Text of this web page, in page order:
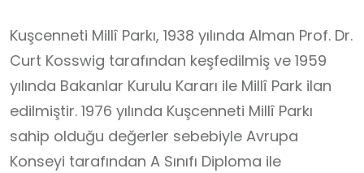
Kuşcenneti Millî Parkı, 1938 yılında Alman Prof. Dr.
Curt Kosswig tarafından keşfedilmiş ve 1959
yılında Bakanlar Kurulu Kararı ile Millî Park ilan
edilmiştir. 1976 yılında Kuşcenneti Millî Parkı
sahip olduğu değerler sebebiyle Avrupa
Konseyi tarafından A Sınıfı Diploma ile